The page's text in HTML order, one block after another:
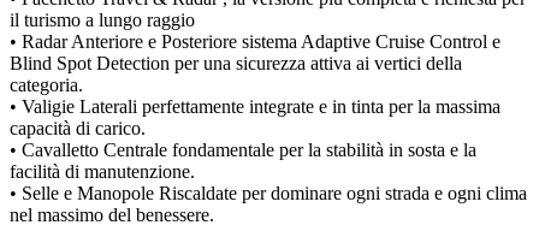
il turismo a lungo raggio
• Radar Anteriore e Posteriore sistema Adaptive Cruise Control e
Blind Spot Detection per una sicurezza attiva ai vertici della
categoria.
• Valigie Laterali perfettamente integrate e in tinta per la massima
capacità di carico.
• Cavalletto Centrale fondamentale per la stabilità in sosta e la
facilità di manutenzione. ️
• Selle e Manopole Riscaldate per dominare ogni strada e ogni clima
nel massimo del benessere. ️